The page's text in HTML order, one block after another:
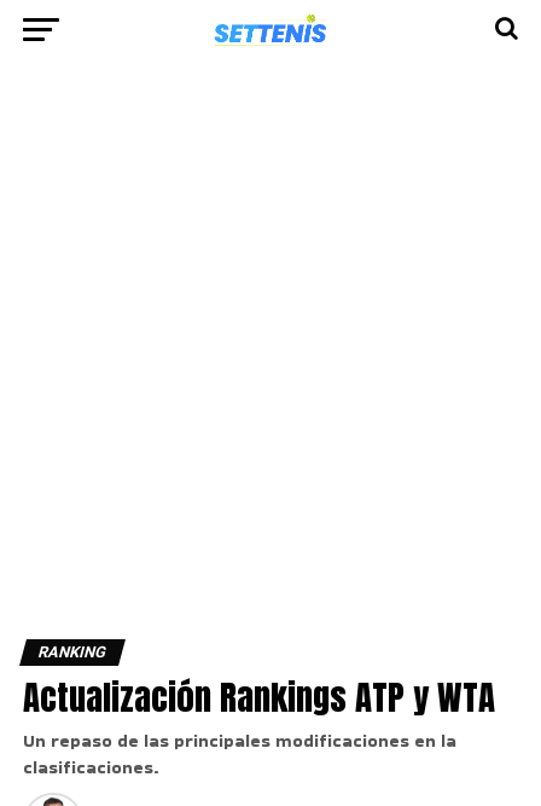
RANKING
Actualización Rankings ATP y WTA
Un repaso de las principales modificaciones en la
clasificaciones.